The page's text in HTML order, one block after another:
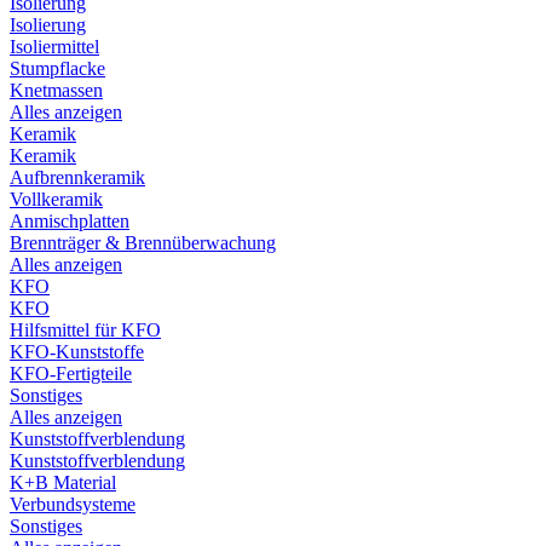
Isolierung
Isoliermittel
Stumpflacke
Knetmassen
Alles anzeigen
Keramik
Keramik
Aufbrennkeramik
Vollkeramik
Anmischplatten
Brennträger & Brennüberwachung
Alles anzeigen
KFO
KFO
Hilfsmittel für KFO
KFO-Kunststoffe
KFO-Fertigteile
Sonstiges
Alles anzeigen
Kunststoffverblendung
Kunststoffverblendung
K+B Material
Verbundsysteme
Sonstiges